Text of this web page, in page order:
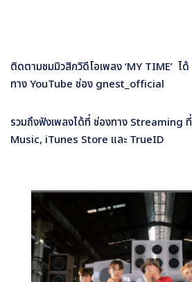
ติดตามชมมิวสิกวิดีโอเพลง‘MY TIME’ ได้
ทางYouTube ช่อง gnest_official
รวมถึงฟังเพลงได้ที่ ช่องทาง Streaming ที่
Music, iTunes Store และ TrueID